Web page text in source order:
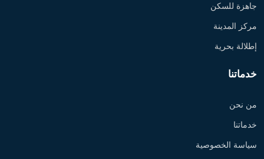
جاهزة للسكن
مركز المدينة
إطلالة بحرية
خدماتنا
من نحن
خدماتنا
سياسة الخصوصية